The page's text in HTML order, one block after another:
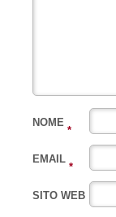
NOME
*
EMAIL
*
SITO WEB